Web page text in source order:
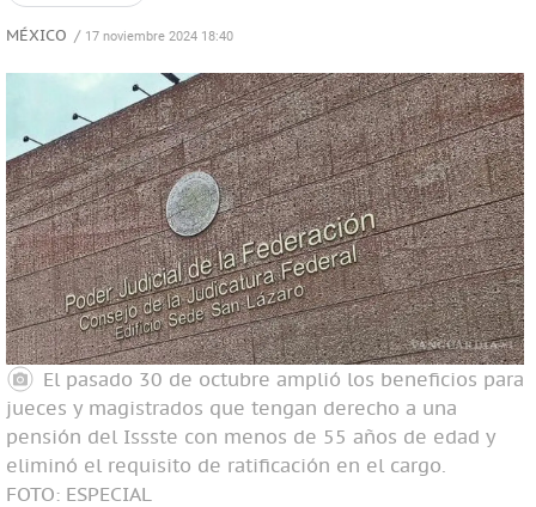
MÉXICO / 17 noviembre 2024 18:40
El pasado 30 de octubre amplió los beneficios para
jueces y magistrados que tengan derecho a una
pensión del Issste con menos de 55 años de edad y
eliminó el requisito de ratificación en el cargo.
FOTO: ESPECIAL